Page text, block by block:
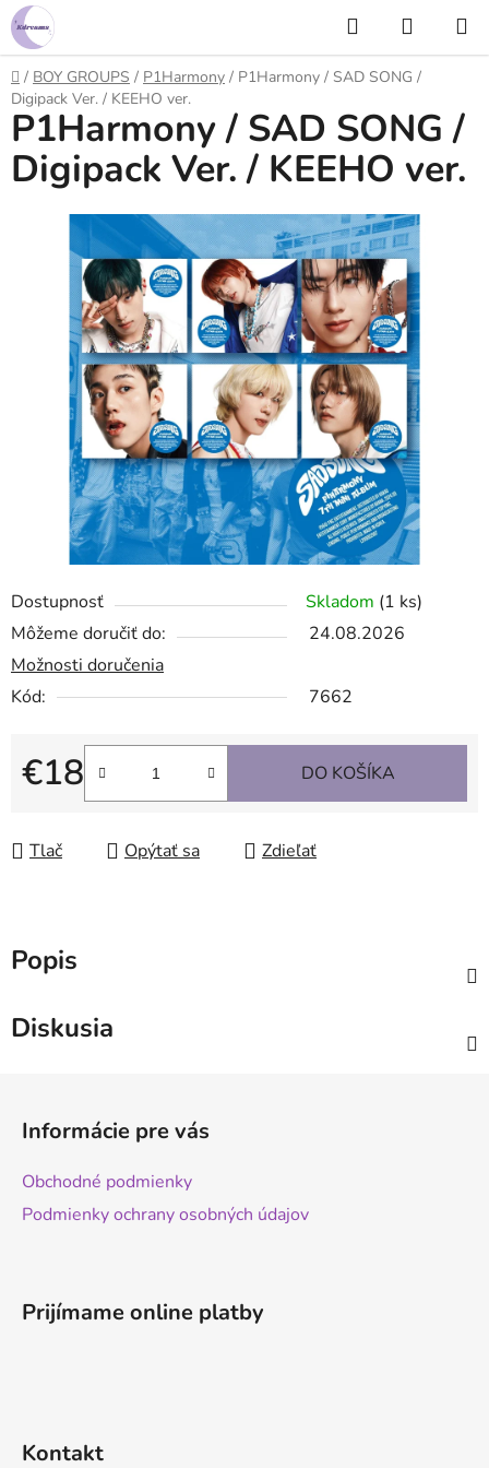
Prejsť
na
obsah
Hľadať
KOŠÍK
Domov
/ BOY GROUPS / P1Harmony / P1Harmony / SAD SONG /
Digipack Ver. / KEEHO ver.
Dostupnosť Skladom (1 ks)
Môžeme doručiť do:
24.08.2026
Možnosti doručenia
Kód:
7662
€18
Jednotková cena:
DO KOŠÍKA
Tlač Opýtať sa Zdieľať
P1Harmony / SAD SONG /
Digipack Ver. / KEEHO ver.
Popis
Diskusia
Informácie pre vás
Obchodné podmienky
Podmienky ochrany osobných údajov
Prijímame online platby
Kontakt